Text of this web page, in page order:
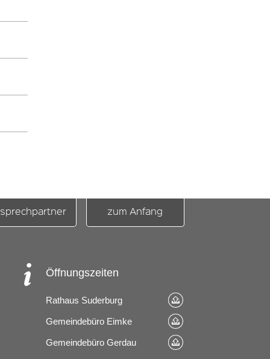
zum Anfang
Öffnungszeiten
Rathaus Suderburg
Gemeindebüro Eimke
Gemeindebüro Gerdau